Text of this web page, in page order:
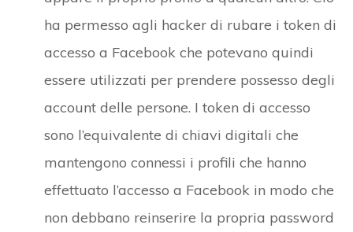
ha permesso agli hacker di rubare i token di
accesso a Facebook che potevano quindi
essere utilizzati per prendere possesso degli
account delle persone. I token di accesso
sono l’equivalente di chiavi digitali che
mantengono connessi i profili che hanno
effettuato l’accesso a Facebook in modo che
non debbano reinserire la propria password